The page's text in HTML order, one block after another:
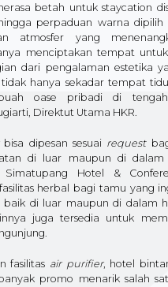
betah untuk staycation
perpaduan warna dipilih
atmosfer yang
menciptakan tempat
dari pengalaman estetika
hanya sekadar tempat
oase pribadi di tengah
Direktut Utama HKR.
dipesan sesuai request
di luar maupun di dalam
Hotel &
herbal bagi tamu yang
baik di luar maupun di dalam
juga tersedia untuk
fasilitas air purifier, hotel
promo menarik salah